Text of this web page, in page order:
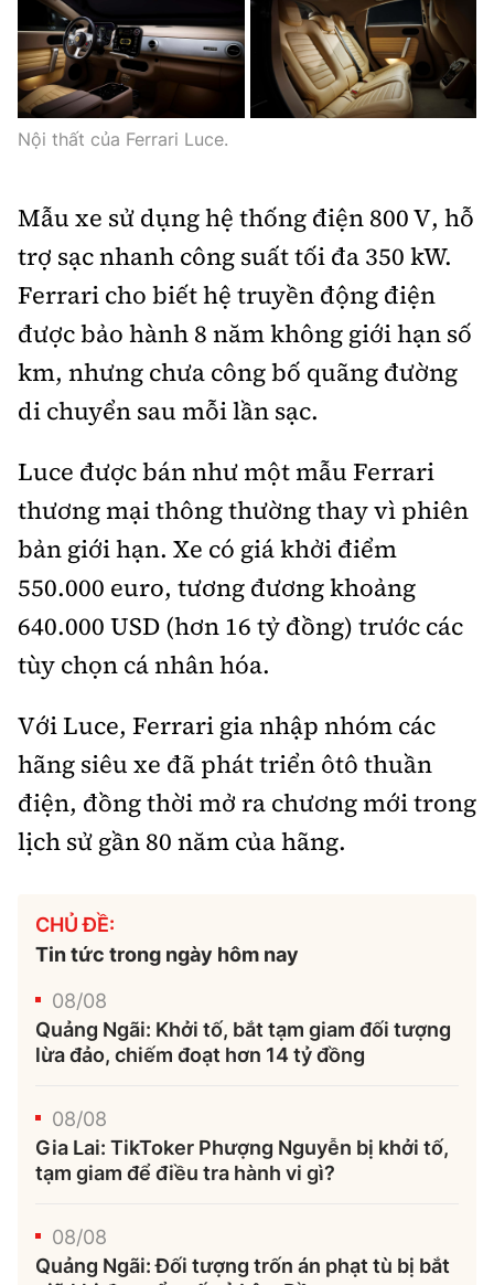
Nội thất của Ferrari Luce.
Mẫu xe sử dụng hệ thống điện 800 V, hỗ
trợ sạc nhanh công suất tối đa 350 kW.
Ferrari cho biết hệ truyền động điện
được bảo hành 8 năm không giới hạn số
km, nhưng chưa công bố quãng đường
di chuyển sau mỗi lần sạc.
Luce được bán như một mẫu Ferrari
thương mại thông thường thay vì phiên
bản giới hạn. Xe có giá khởi điểm
550.000 euro, tương đương khoảng
640.000 USD (hơn 16 tỷ đồng) trước các
tùy chọn cá nhân hóa.
Với Luce, Ferrari gia nhập nhóm các
hãng siêu xe đã phát triển ôtô thuần
điện, đồng thời mở ra chương mới trong
lịch sử gần 80 năm của hãng.
CHỦ ĐỀ:
Tin tức trong ngày hôm nay
08/08
Quảng Ngãi: Khởi tố, bắt tạm giam đối tượng
lừa đảo, chiếm đoạt hơn 14 tỷ đồng
08/08
Gia Lai: TikToker Phượng Nguyễn bị khởi tố,
tạm giam để điều tra hành vi gì?
08/08
Quảng Ngãi: Đối tượng trốn án phạt tù bị bắt